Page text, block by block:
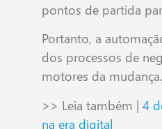
pontos de partida
Portanto, a
dos processos de
motores da mudança.
>> Leia também | 4
na era digital